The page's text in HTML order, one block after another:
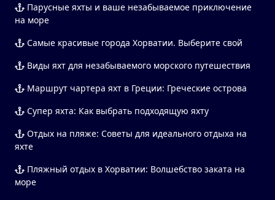
Парусные яхты и ваше незабываемое приключение
на море
Самые красивые города Хорватии. Выберите свой
Виды яхт для незабываемого морского путешествия
Маршрут чартера яхт в Греции: Греческие острова
Супер яхта: Как выбрать подходящую яхту
Отдых на пляже: Советы для идеального отдыха на
яхте
Пляжный отдых в Хорватии: Волшебство заката на
море